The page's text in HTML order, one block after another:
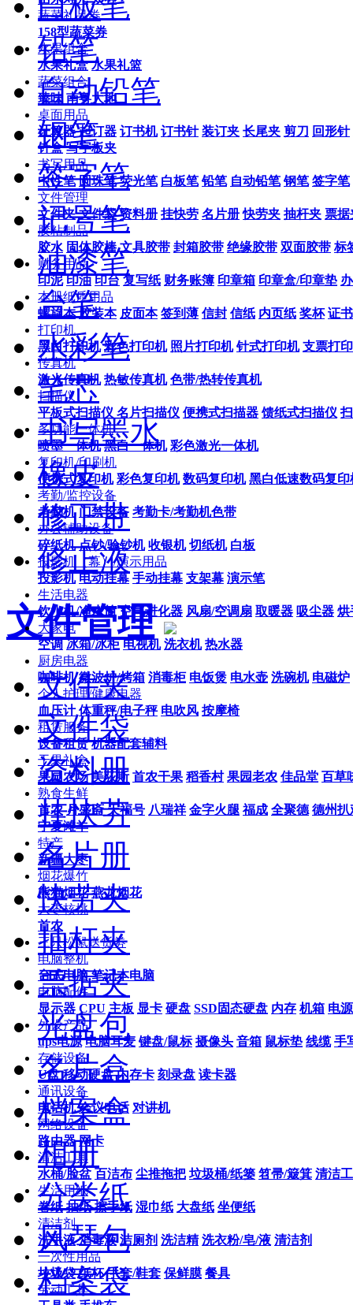
蔬菜礼品券
158型蔬菜券
水果组合
水果礼盒 水果礼篮
蔬菜组合
臻味 南粤大地
桌面用品
计算器 起订器 订书机 订书针 装订夹 长尾夹 剪刀 回形针
针盒 写字板夹
书写用品
中性笔 圆珠笔 荧光笔 白板笔 铅笔 自动铅笔 钢笔 签字笔
文件管理
文件夹 文件袋 资料册 挂快劳 名片册 快劳夹 抽杆夹 票据
胶粘制品
胶水 固体胶棒 文具胶带 封箱胶带 绝缘胶带 双面胶带 标
财务用品
印泥 印油 印台 复写纸 财务账簿 印章箱 印章盒/印章垫
本册纸质用品
螺旋本 胶装本 皮面本 签到薄 信封 信纸 内页纸 奖杯 证书
打印机
黑白打印机 彩色打印机 照片打印机 针式打印机 支票打
传真机
激光传真机 热敏传真机 色带/热转传真机
扫描仪
平板式扫描仪 名片扫描仪 便携式扫描器 馈纸式扫描仪
多功能一体机
喷墨一体机 黑白一体机 彩色激光一体机
复印机/印刷机
便携式复印机 彩色复印机 数码复印机 黑白低速数码复印
考勤/监控设备
考勤机 门禁设备 考勤卡/考勤机色带
办公辅助设备
碎纸机 点钞/验钞机 收银机 切纸机 白板
投影机（幕）/演示用品
投影机 电动挂幕 手动挂幕 支架幕 演示笔
生活电器
饮水机/净水筒 空气进化器 风扇/空调扇 取暖器 吸尘器 烘
大家电
空调 冰箱/冰柜 电视机 洗衣机 热水器
厨房电器
咖啡机 微波炉/烤箱 消毒柜 电饭煲 电水壶 洗碗机 电磁炉
个人护理/健康电器
血压计 体重秤/电子秤 电吹风 按摩椅
租赁服务
设备租赁 机器配套辅料
干果礼盒
果园农场 美荻斯 首农干果 稻香村 果园老农 佳品堂 百草
熟食生鲜
首农 月盛斋 天福号 八瑞祥 金字火腿 福成 全聚德 德州扒
宁夏滩羊
特产
新疆大枣
烟花爆竹
熊猫烟花 燕龙烟花
大枣核桃
首农
三只松鼠送货劵
电脑整机
台式电脑 笔记本电脑
电脑配件
显示器 CPU 主板 显卡 硬盘 SSD固态硬盘 内存 机箱 电源
外设产品
ups电源 电脑耳麦 键盘/鼠标 摄像头 音箱 鼠标垫 线缆 手
存储设备
U盘 移动硬盘 内存卡 刻录盘 读卡器
通讯设备
电话机 会议电话 对讲机
网络设备
路由器 网卡
清洁工具
水桶/脸盆 百洁布 尘推拖把 垃圾桶/纸篓 笤帚/簸箕 清洁
生活用纸
卷纸 抽纸 擦手纸 湿巾纸 大盘纸 坐便纸
清洁剂
洗手液 消毒液 洁厕剂 洗洁精 洗衣粉/皂/液 清洁剂
一次性用品
垃圾袋 纸杯 手套/鞋套 保鲜膜 餐具
劳动工具
铅笔
自动铅笔
钢笔
签字笔
记号笔
油漆笔
台笔
水彩笔
笔芯
书写墨水
橡皮
修正带
修正液
文件管理
文件夹
文件袋
资料册
挂快劳
名片册
快劳夹
抽杆夹
票据夹
光盘包
名片盒
档案盒
相册
分类纸
风琴包
档案袋